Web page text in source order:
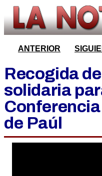
ANTERIOR
Recogida
solidaria
de Paúl